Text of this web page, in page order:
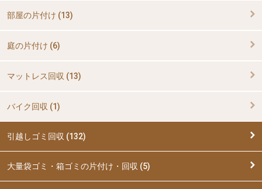
部屋の片付け (13)
庭の片付け (6)
マットレス回収 (13)
バイク回収 (1)
引越しゴミ回収 (132)
大量袋ゴミ・箱ゴミの片付け・回収 (5)